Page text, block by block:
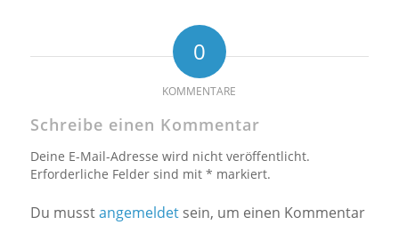
0
KOMMENTARE
Schreibe einen Kommentar
Deine E-Mail-Adresse wird nicht veröffentlicht.
Erforderliche Felder sind mit * markiert.
Du musstangemeldetsein, um einen Kommentar